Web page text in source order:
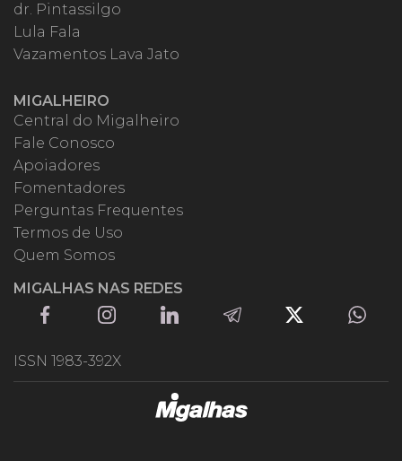
dr. Pintassilgo
Lula Fala
Vazamentos Lava Jato
MIGALHEIRO
Central do Migalheiro
Fale Conosco
Apoiadores
Fomentadores
Perguntas Frequentes
Termos de Uso
Quem Somos
MIGALHAS NAS REDES
ISSN 1983-392X